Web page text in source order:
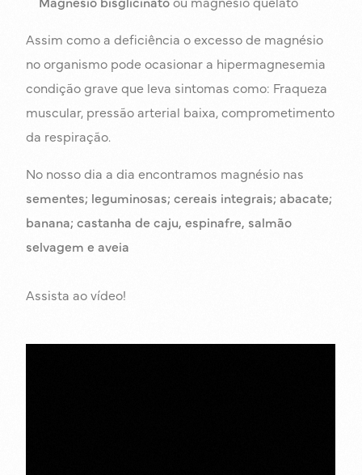
Assim como a deficiência o excesso de magnésio
no organismo pode ocasionar a hipermagnesemia
condição grave que leva sintomas como: Fraqueza
muscular, pressão arterial baixa, comprometimento
da respiração.
No nosso dia a dia encontramos magnésio nas
sementes; leguminosas; cereais integrais; abacate;
banana; castanha de caju, espinafre, salmão
selvagem e aveia
Assista ao vídeo!